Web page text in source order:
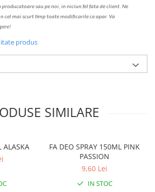
producatoare sau pe noi, in niciun fel fata de client. Ne
n cel mai scurt timp toate modificarile ce apar. Va
produs
SIMILARE
ALASKA
FA DEO SPRAY 150ML PINK
PASSION
9,60 Lei
IN STOC